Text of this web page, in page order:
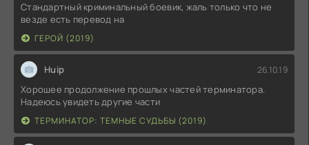
Стандартный криминальный боевик, жаль только что не
везде есть перевод на
ГЕРОЙ (2019)
Huip 26.10.19
Хорошее продолжение прошлых частей терминатора.
Надеюсь увидеть другие части
ТЕРМИНАТОР: ТЕМНЫЕ СУДЬБЫ (2019)